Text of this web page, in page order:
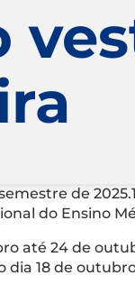
de
do Ensino
até 24 de
18 de outubro